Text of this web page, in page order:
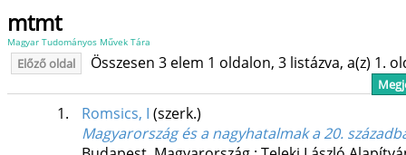
mtmt
Magyar Tudományos Művek Tára
Előző oldal Összesen 3 elem 1 oldalon, 3 listázva, a(z) 1.
1. Romsics, I (szerk.)
Magyarország és a nagyhatalmak a 20.